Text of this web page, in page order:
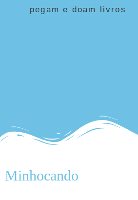
pegam e doam livros
Minhocando